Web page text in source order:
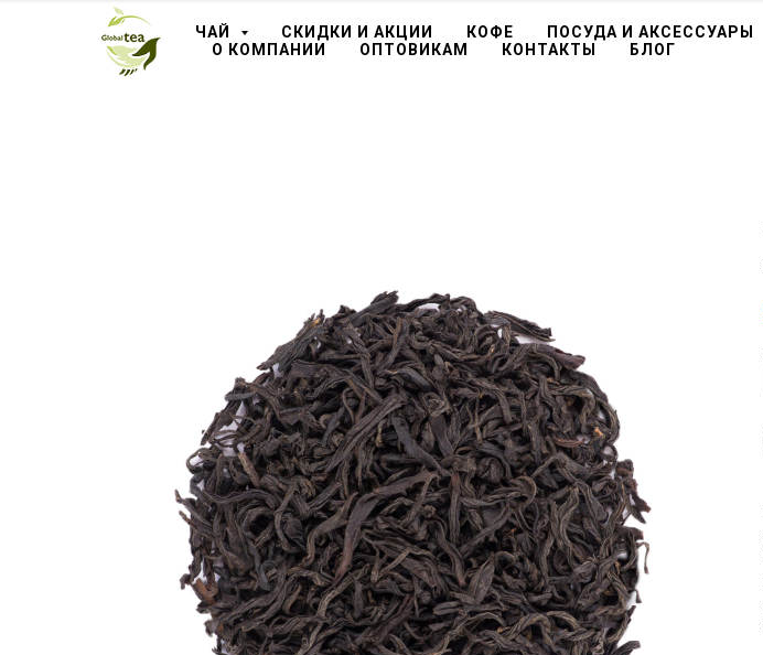
ЧАЙ СКИДКИ И АКЦИИ КОФЕ ПОСУДА И АКСЕССУАРЫ
О КОМПАНИИ
ОПТОВИКАМ КОНТАКТЫ БЛОГ